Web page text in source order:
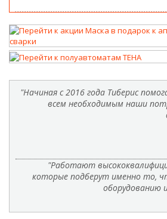
"Начиная с 2016 года Тиберис
всем необходимым наши
"Работают
которые подберут именно то,
оборудованию